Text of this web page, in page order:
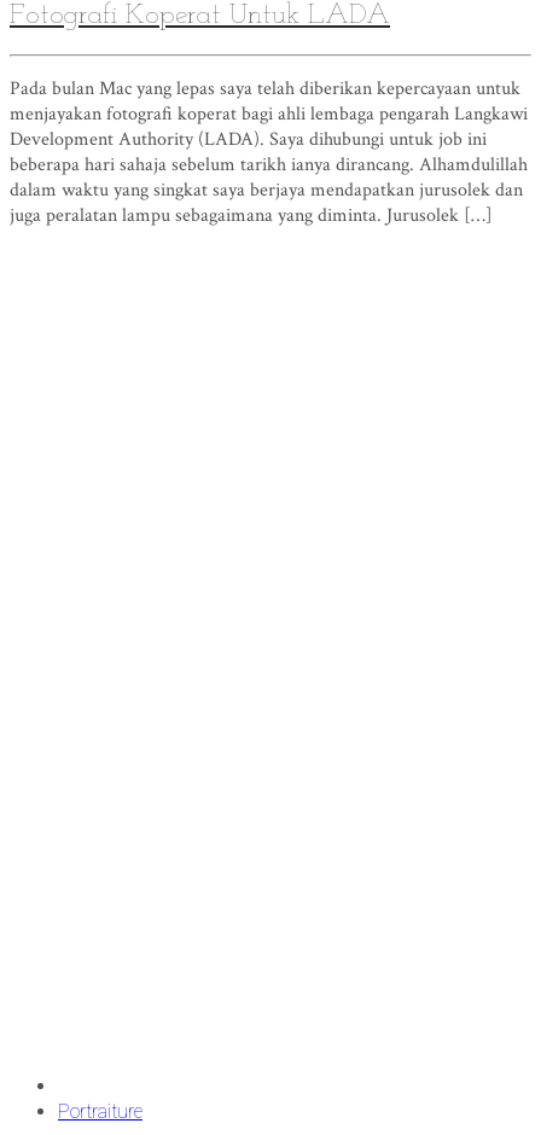
Fotografi Koperat Untuk LADA
Pada bulan Mac yang lepas saya telah diberikan kepercayaan untuk
menjayakan fotografi koperat bagi ahli lembaga pengarah Langkawi
Development Authority (LADA). Saya dihubungi untuk job ini
beberapa hari sahaja sebelum tarikh ianya dirancang. Alhamdulillah
dalam waktu yang singkat saya berjaya mendapatkan jurusolek dan
juga peralatan lampu sebagaimana yang diminta. Jurusolek […]
Portraiture